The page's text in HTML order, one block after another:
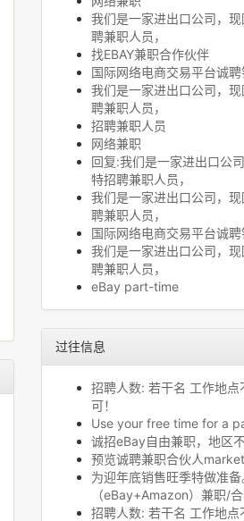
我们是一家进出口公司，
聘兼职人员，
找EBAY兼职合作伙伴
国际网络电商交易平台诚
我们是一家进出口公司，
聘兼职人员，
招聘兼职人员
网络兼职
回复:我们是一家进出口公
特招聘兼职人员，
我们是一家进出口公司，
聘兼职人员，
国际网络电商交易平台诚
我们是一家进出口公司，
聘兼职人员，
eBay part-time
过往信息
招聘人数: 若干名 工作地点
可！
Use your free time for a
诚招eBay自由兼职，地区不
预览诚聘兼职合伙人
为迎年底销售旺季特做准备
（eBay+Amazon）兼职/
招聘人数: 若干名 工作地点